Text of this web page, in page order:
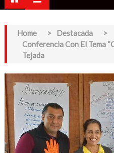
Home > Destacada
>
Conferencia Con El Tema
Tejada